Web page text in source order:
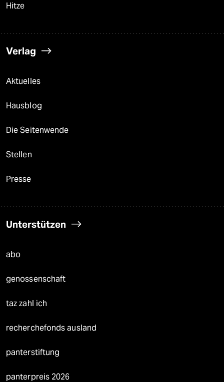
Hitze
Verlag
Aktuelles
Hausblog
Die Seitenwende
Stellen
Presse
Unterstützen
abo
genossenschaft
taz zahl ich
recherchefonds ausland
panterstiftung
panterpreis 2026